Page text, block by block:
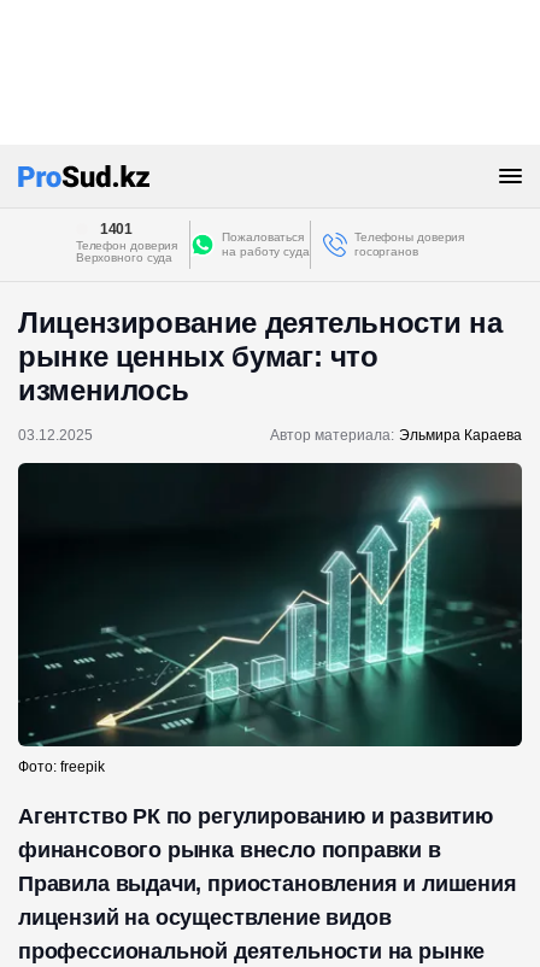
1401
Телефон доверия
Верховного суда
Пожаловаться
на работу суда
Телефоны доверия
госорганов
Лицензирование деятельности на
рынке ценных бумаг: что
изменилось
03.12.2025 Автор материала: Эльмира Караева
Фото: freepik
Агентство РК по регулированию и развитию
финансового рынка внесло поправки в
Правила выдачи, приостановления и лишения
лицензий на осуществление видов
профессиональной деятельности на рынке